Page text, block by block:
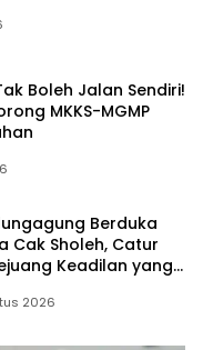
Boleh Jalan Sendiri!
MKKS-MGMP
Berduka
Cak Sholeh, Catur
Keadilan yang
2026